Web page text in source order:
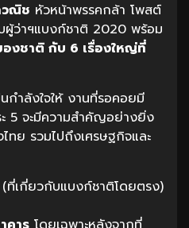
วณิช หัวหน้าพรรคกล้า โพสต์
ว่าฯแบงก์ชาติ 2020 พร้อม
งชาติ กับ 6 เรื่องใหญ่ที่
กำลังใจให้ งานที่รอคอยมี
5 จะมีความสําคัญอย่างยิ่ง
ทย รวมไปถึงเศรษฐกิจและ
ที่เกี่ยวกับแบงก์ชาติโดยตรง)